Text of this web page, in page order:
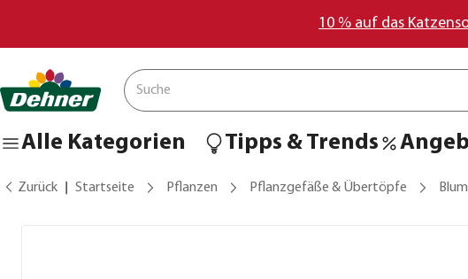
10 % auf das
Alle Kategorien Tipps & Trends
Zurück Startseite Pflanzen Pflanzgefäße & Übertöpfe